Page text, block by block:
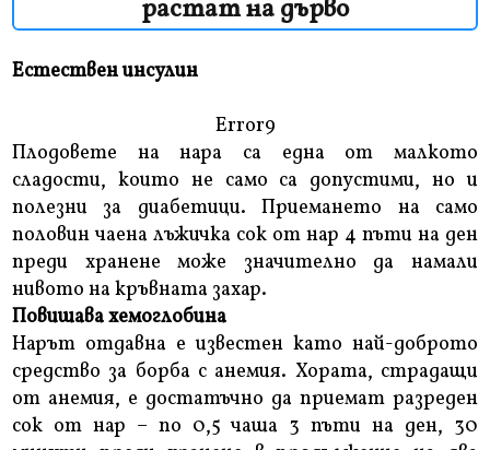
растат на дърво
Естествен инсулин
Error9
Плодовете на нара са една от малкото
сладости, които не само са допустими, но и
полезни за диабетици. Приемането на само
половин чаена лъжичка сок от нар 4 пъти на ден
преди хранене може значително да намали
нивото на кръвната захар.
Повишава хемоглобина
Нарът отдавна е известен като най-доброто
средство за борба с анемия. Хората, страдащи
от анемия, е достатъчно да приемат разреден
сок от нар – по 0,5 чаша 3 пъти на ден, 30